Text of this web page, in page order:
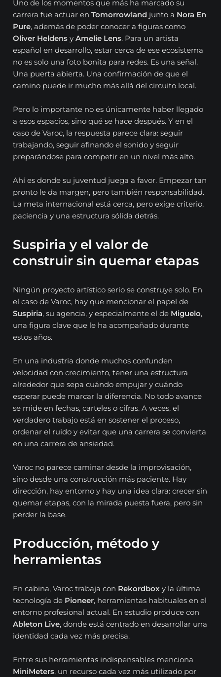
Uno de los momentos que más ha marcado su
carrera fue actuar enTomorrowland junto a Nora En
Pure, además de poder conocer a figuras como
Oliver Heldens yAmelie Lens. Para un artista
español en desarrollo, estar cerca de ese ecosistema
no es solo una foto bonita para redes. Es una señal.
Una puerta abierta. Una confirmación de que el
camino puede ir mucho más allá del circuito local.
Pero lo importante no es únicamente haber llegado
a esos espacios, sino qué se hace después. Y en el
caso de Varoc, la respuesta parece clara: seguir
trabajando, seguir afinando el sonido y seguir
preparándose para competir en un nivel más alto.
Ahí es donde su juventud juega a favor. Empezar tan
pronto le da margen, pero también responsabilidad.
La meta internacional está cerca, pero exige criterio,
paciencia y una estructura sólida detrás.
Suspiria y el valor de
construir sin quemar etapas
Ningún proyecto artístico serio se construye solo. En
el caso de Varoc, hay que mencionar el papel de
Suspiria, su agencia, y especialmente el de Miguelo,
una figura clave que le ha acompañado durante
estos años.
En una industria donde muchos confunden
velocidad con crecimiento, tener una estructura
alrededor que sepa cuándo empujar y cuándo
esperar puede marcar la diferencia. No todo avance
se mide en fechas, carteles o cifras. A veces, el
verdadero trabajo está en sostener el proceso,
ordenar el ruido y evitar que una carrera se convierta
en una carrera de ansiedad.
Varoc no parece caminar desde la improvisación,
sino desde una construcción más paciente. Hay
dirección, hay entorno y hay una idea clara: crecer sin
quemar etapas, con la mirada puesta fuera, pero sin
perder la base.
Producción, método y
herramientas
En cabina, Varoc trabaja con Rekordbox y la última
tecnología de Pioneer, herramientas habituales en el
entorno profesional actual. En estudio produce con
Ableton Live, donde está centrado en desarrollar una
identidad cada vez más precisa.
Entre sus herramientas indispensables menciona
MiniMeters, un recurso cada vez más utilizado por